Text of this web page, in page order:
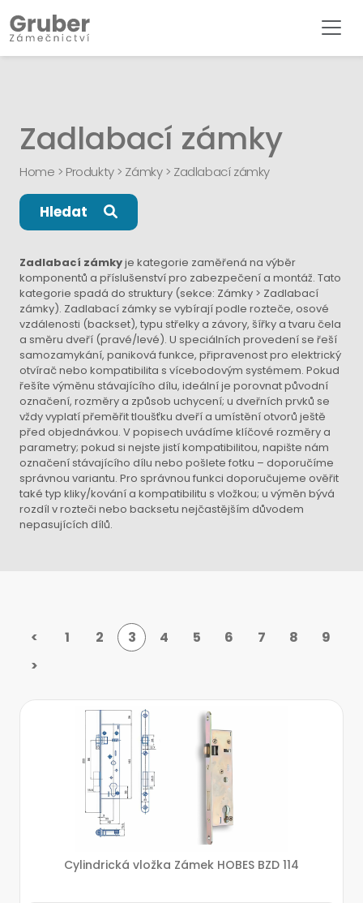
Zadlabací zámky
Home > Produkty> Zámky> Zadlabací zámky
Hledat
Zadlabací zámkyje kategorie zaměřená na výběr
komponentů a příslušenství pro zabezpečení a montáž. Tato
kategorie spadá do struktury (sekce: Zámky > Zadlabací
zámky). Zadlabací zámky se vybírají podle rozteče, osové
vzdálenosti (backset), typu střelky a závory, šířky a tvaru čela
a směru dveří (pravé/levé). U speciálních provedení se řeší
samozamykání, paniková funkce, připravenost pro elektrický
otvírač nebo kompatibilita s vícebodovým systémem. Pokud
řešíte výměnu stávajícího dílu, ideální je porovnat původní
označení, rozměry a způsob uchycení; u dveřních prvků se
vždy vyplatí přeměřit tloušťku dveří a umístění otvorů ještě
před objednávkou. V popisech uvádíme klíčové rozměry a
parametry; pokud si nejste jistí kompatibilitou, napište nám
označení stávajícího dílu nebo pošlete fotku – doporučíme
správnou variantu. Pro správnou funkci doporučujeme ověřit
také typ kliky/kování a kompatibilitu s vložkou; u výměn bývá
rozdíl v rozteči nebo backsetu nejčastějším důvodem
nepasujících dílů.
< 1 2 3 4 5 6 7 8
9
>
Cylindrická vložka Zámek HOBES BZD 114